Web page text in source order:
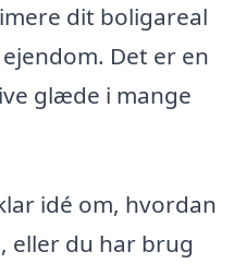
dit boligareal
Det er en
glæde i mange
idé om, hvordan
eller du har brug